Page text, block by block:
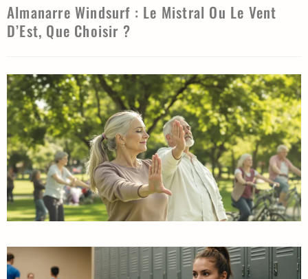
Almanarre Windsurf : Le Mistral Ou Le Vent
D’Est, Que Choisir ?